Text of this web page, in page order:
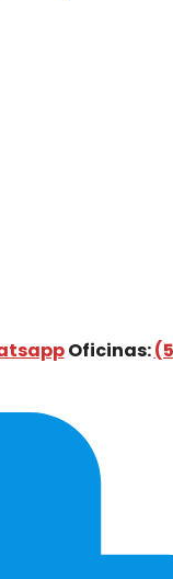
Oficinas: